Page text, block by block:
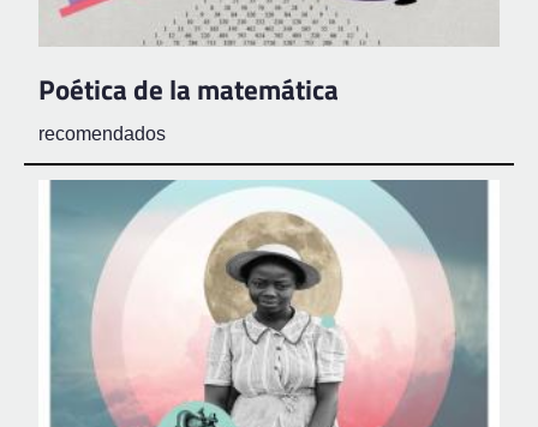
Poética de la matemática
recomendados